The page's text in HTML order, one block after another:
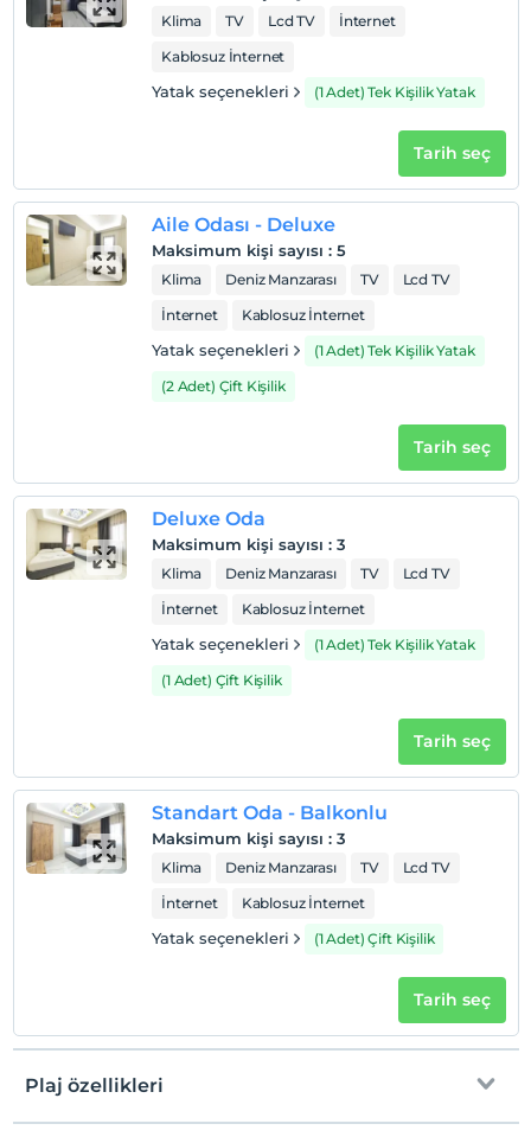
Evcil hayvan kabul edilmemektedir.
2 yaşına kadar olan bebekler ücretsizdir.
Her bir oda için 6 yaşına kadar 1 çocuk ücretsizdir
Klima TV Lcd TV
İnternet
Kablosuz İnternet
Yatak seçenekleri (1 Adet) Tek Kişilik Yatak
Tarih seç
Aile Odası - Deluxe
Maksimum kişi sayısı : 5
Klima Deniz Manzarası TV
Lcd TV
İnternet
Kablosuz İnternet
Yatak seçenekleri
(1 Adet) Tek Kişilik Yatak
(2 Adet) Çift Kişilik
Tarih seç
Deluxe Oda
Maksimum kişi sayısı : 3
Klima Deniz Manzarası TV
Lcd TV
İnternet
Kablosuz İnternet
Yatak seçenekleri
(1 Adet) Tek Kişilik Yatak
(1 Adet) Çift Kişilik
Tarih seç
Standart Oda - Balkonlu
Maksimum kişi sayısı : 3
Klima Deniz Manzarası TV
Lcd TV
İnternet
Kablosuz İnternet
Yatak seçenekleri (1 Adet) Çift Kişilik
Tarih seç
Plaj özellikleri